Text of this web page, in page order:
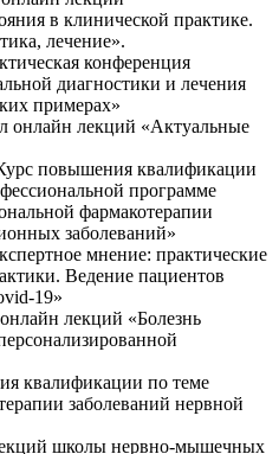
в клинической практике.
лечение».
конференция
диагностики и лечения
примерах»
онлайн лекций «Актуальные
повышения квалификации
программе
фармакотерапии
заболеваний»
мнение: практические
Ведение пациентов
19»
лекций «Болезнь
квалификации по теме
заболеваний нервной
школы нервно-мышечных